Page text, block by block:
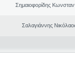
Σημαιοφορίδης
Σαλαγιάννης